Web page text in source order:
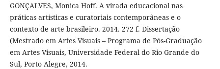
GONÇALVES, Monica Hoff. A virada educacional nas
práticas artísticas e curatoriais contemporâneas e o
contexto de arte brasileiro. 2014. 272 f. Dissertação
(Mestrado em Artes Visuais – Programa de Pós-Graduação
em Artes Visuais, Universidade Federal do Rio Grande do
Sul, Porto Alegre, 2014.